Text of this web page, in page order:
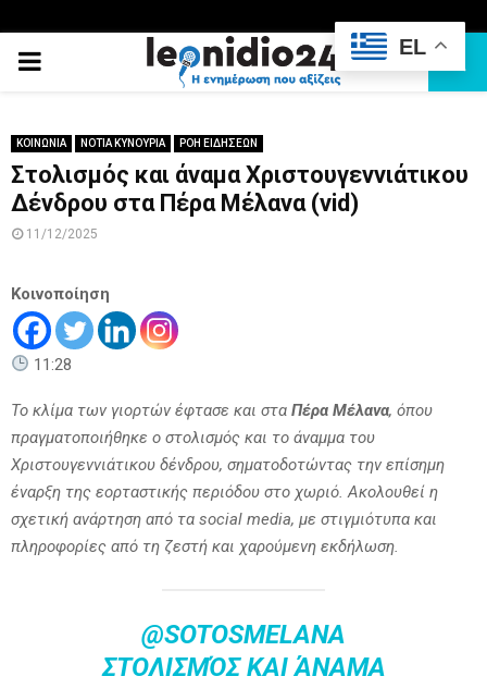
PRIMARY
ΚΟΙΝΩΝΙΑ ΝΟΤΙΑ ΚΥΝΟΥΡΙΑ ΡΟΗ ΕΙΔΗΣΕΩΝ
Στολισμός και άναμα Χριστουγεννιάτικου
Δένδρου στα Πέρα Μέλανα (vid)
11/12/2025
Κοινοποίηση
11:28
Το κλίμα των γιορτών έφτασε και στα Πέρα Μέλανα, όπου
πραγματοποιήθηκε ο στολισμός και το άναμμα του
Χριστουγεννιάτικου δένδρου, σηματοδοτώντας την επίσημη
έναρξη της εορταστικής περιόδου στο χωριό. Ακολουθεί η
σχετική ανάρτηση από τα social media, με στιγμιότυπα και
πληροφορίες από τη ζεστή και χαρούμενη εκδήλωση.
@SOTOSMELANA
ΣΤΟΛΙΣΜΌΣ ΚΑΙ ΆΝΑΜΑ
EL